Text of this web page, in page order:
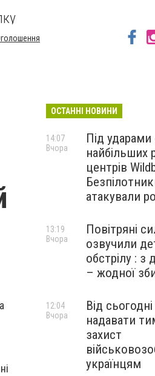
ОСТАННІ НОВИНИ
Під
найбільших
центрів
атакували
14:07
Вчора
Повітряні
озвучили
обстрілу : з
– жодної
13:19
Вчора
Від
надавати
захист
українцям
12:04
Вчора